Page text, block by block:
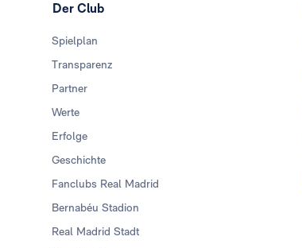
Der Club
Spielplan
Transparenz
Partner
Werte
Erfolge
Geschichte
Fanclubs Real Madrid
Bernabéu Stadion
Real Madrid Stadt